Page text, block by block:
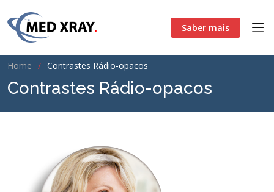
Saber mais
Home Contrastes Rádio-opacos
Contrastes Rádio-opacos